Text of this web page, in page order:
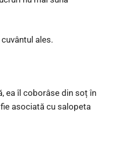
ales.
ea îl coborâse din soț în
asociată cu salopeta